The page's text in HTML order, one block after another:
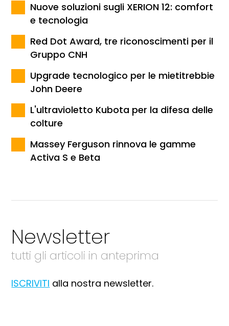
Nuove soluzioni sugli XERION 12: comfort
e tecnologia
Red Dot Award, tre riconoscimenti per il
Gruppo CNH
Upgrade tecnologico per le mietitrebbie
John Deere
L'ultravioletto Kubota per la difesa delle
colture
Massey Ferguson rinnova le gamme
Activa S e Beta
Newsletter
tutti gli articoli in anteprima
ISCRIVITI alla nostra newsletter.